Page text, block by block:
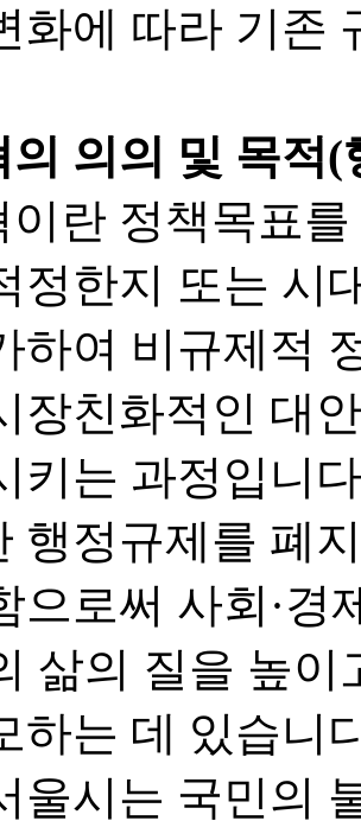
화에 따라 기존
의 의의 및 목적
이란 정책목표
정한지 또는 시
하여 비규제적
장친화적인 대
키는 과정입니
행정규제를 폐
으로써 사회·경
삶의 질을 높
하는 데 있습니
울시는 국민의